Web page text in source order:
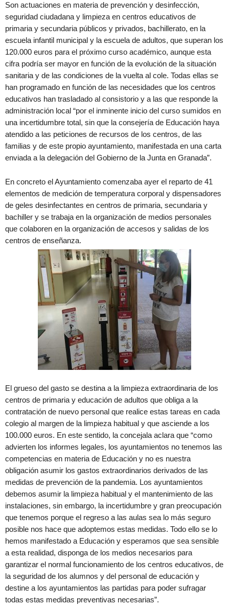
Son actuaciones en materia de prevención y desinfección,
seguridad ciudadana y limpieza en centros educativos de
primaria y secundaria públicos y privados, bachillerato, en la
escuela infantil municipal y la escuela de adultos, que superan los
120.000 euros para el próximo curso académico, aunque esta
cifra podría ser mayor en función de la evolución de la situación
sanitaria y de las condiciones de la vuelta al cole. Todas ellas se
han programado en función de las necesidades que los centros
educativos han trasladado al consistorio y a las que responde la
administración local “por el inminente inicio del curso sumidos en
una incertidumbre total, sin que la consejería de Educación haya
atendido a las peticiones de recursos de los centros, de las
familias y de este propio ayuntamiento, manifestada en una carta
enviada a la delegación del Gobierno de la Junta en Granada”.
En concreto el Ayuntamiento comenzaba ayer el reparto de 41
elementos de medición de temperatura corporal y dispensadores
de geles desinfectantes en centros de primaria, secundaria y
bachiller y se trabaja en la organización de medios personales
que colaboren en la organización de accesos y salidas de los
centros de enseñanza.
El grueso del gasto se destina a la limpieza extraordinaria de los
centros de primaria y educación de adultos que obliga a la
contratación de nuevo personal que realice estas tareas en cada
colegio al margen de la limpieza habitual y que asciende a los
100.000 euros. En este sentido, la concejala aclara que “como
advierten los informes legales, los ayuntamientos no tenemos las
competencias en materia de Educación y no es nuestra
obligación asumir los gastos extraordinarios derivados de las
medidas de prevención de la pandemia. Los ayuntamientos
debemos asumir la limpieza habitual y el mantenimiento de las
instalaciones, sin embargo, la incertidumbre y gran preocupación
que tenemos porque el regreso a las aulas sea lo más seguro
posible nos hace que adoptemos estas medidas. Todo ello se lo
hemos manifestado a Educación y esperamos que sea sensible
a esta realidad, disponga de los medios necesarios para
garantizar el normal funcionamiento de los centros educativos, de
la seguridad de los alumnos y del personal de educación y
destine a los ayuntamientos las partidas para poder sufragar
todas estas medidas preventivas necesarias”.